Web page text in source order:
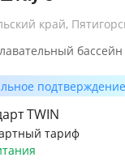
край,
бассейн
подтверждение
TWIN
тариф